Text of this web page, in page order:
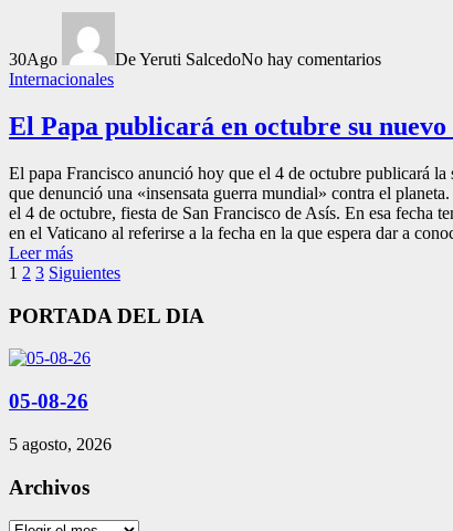
30Ago De Yeruti SalcedoNo hay comentarios
Internacionales
El Papa publicará en octubre su
El papa Francisco anunció hoy que el 4 de octubre publicará
que denunció una «insensata guerra mundial» contra el
el 4 de octubre, fiesta de San Francisco de Asís. En esa fecha
en el Vaticano al referirse a la fecha en la que espera dar a
Leer más
Paginación
de
1 2 3 Siguientes
PORTADA DEL DIA
05-08-26
5 agosto, 2026
Archivos